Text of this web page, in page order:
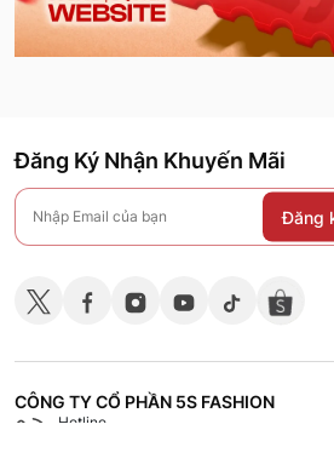
Đăng Ký Nhận Khuyến Mãi
Đăng
CÔNG TY CỔ PHẦN 5S FASHION
Hotline